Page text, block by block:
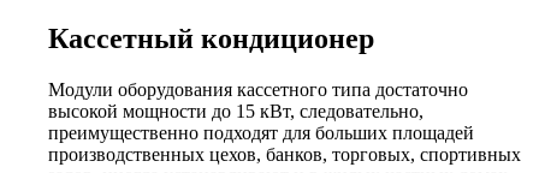
Кассетный кондиционер
Модули оборудования кассетного типа достаточно
высокой мощности до 15 кВт, следовательно,
преимущественно подходят для больших площадей
производственных цехов, банков, торговых, спортивных